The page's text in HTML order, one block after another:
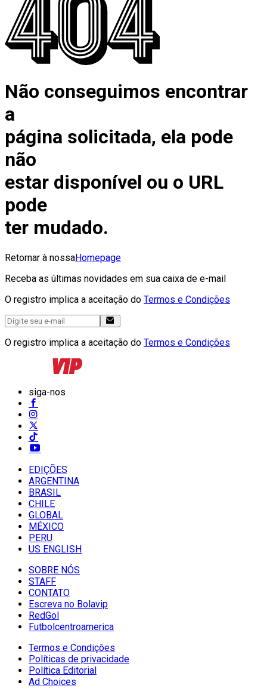
Não conseguimos encontrar
a
página solicitada, ela pode
não
estar disponível ou o URL
pode
ter mudado.
Retornar à nossaHomepage
Receba as últimas novidades em sua caixa de e-mail
O registro implica a aceitação do Termos e Condições
O registro implica a aceitação do Termos e Condições
siga-nos
EDIÇÕES
ARGENTINA
BRASIL
CHILE
GLOBAL
MÉXICO
PERU
US ENGLISH
SOBRE NÓS
STAFF
CONTATO
Escreva no Bolavip
RedGol
Futbolcentroamerica
Termos e Condições
Políticas de privacidade
Política Editorial
Ad Choices